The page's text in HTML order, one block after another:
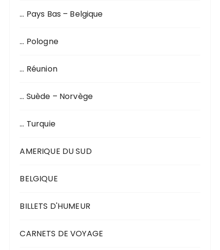
… Pays Bas – Belgique
… Pologne
… Réunion
… Suède – Norvège
… Turquie
AMERIQUE DU SUD
BELGIQUE
BILLETS D'HUMEUR
CARNETS DE VOYAGE